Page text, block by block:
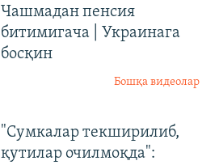
Чашмадан пенсия
битимигача | Украинага
босқин
Бошқа видеолар
"Сумкалар текширилиб,
қутилар очилмоқда":